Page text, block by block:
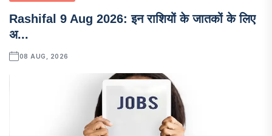
Rashifal 9 Aug 2026: इन राशियों के जातकों के लिए
अ...
08 AUG, 2026